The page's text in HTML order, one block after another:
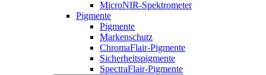
MicroNIR-Spektrometer
Pigmente
Pigmente
Markenschutz
ChromaFlair-Pigmente
Sicherheitspigmente
SpectraFlair-Pigmente